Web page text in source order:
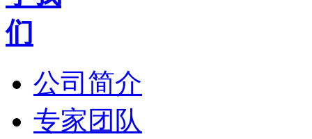
公司简介
专家团队